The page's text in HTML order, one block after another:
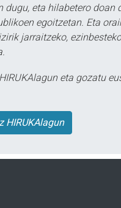
dugu, eta hilabetero
egoitzetan. Eta
jarraitzeko,
eta gozatu
HIRUKAlagun